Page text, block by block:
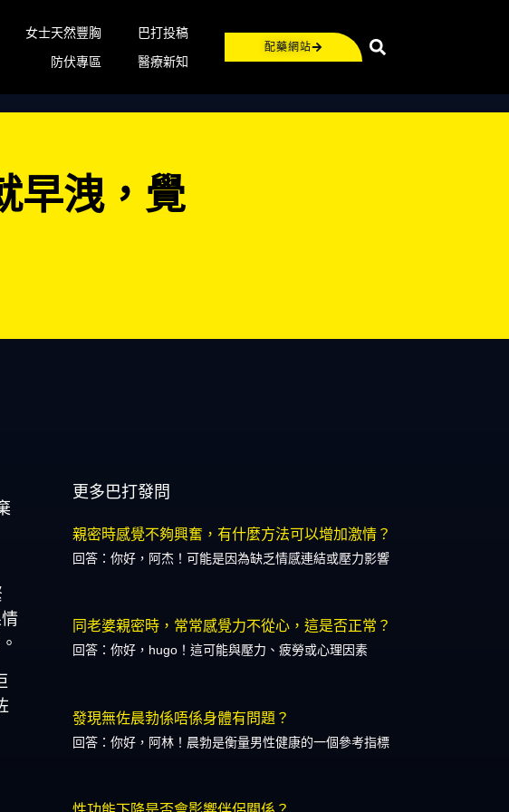
女士天然豐胸
巴打投稿
防伏專區
醫療新知
配藥網站
早洩，覺
更多巴打發問
親密時感覺不夠興奮，有什麼方法可以增加激情？
回答：你好，阿杰！可能是因為缺乏情感連結或壓力影響
同老婆親密時，常常感覺力不從心，這是否正常？
回答：你好，hugo！這可能與壓力、疲勞或心理因素
發現無佐晨勃係唔係身體有問題？
回答：你好，阿林！晨勃是衡量男性健康的一個參考指標